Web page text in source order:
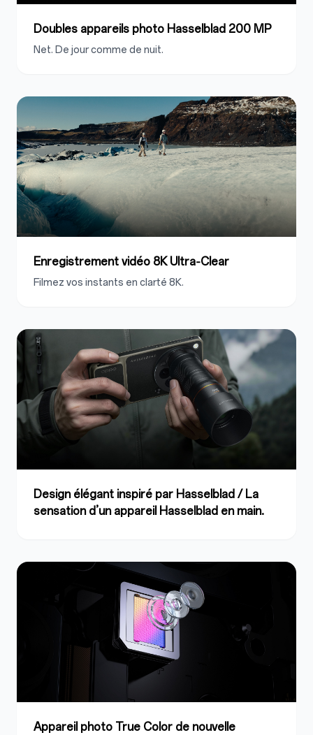
Doubles appareils photo Hasselblad 200 MP
Net. De jour comme de nuit.
Enregistrement vidéo 8K Ultra‑Clear
Filmez vos instants en clarté 8K.
Design élégant inspiré par Hasselblad / La
sensation d’un appareil Hasselblad en main.
Appareil photo True Color de nouvelle